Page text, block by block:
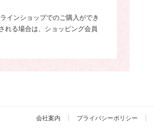
インショップでのご購入ができ
れる場合は、ショッピング会員
会社案内 プライバシーポリシー